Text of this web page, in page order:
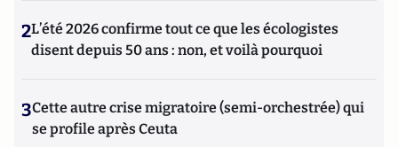
2L’été 2026 confirme tout ce que les écologistes
disent depuis 50 ans : non, et voilà pourquoi
3Cette autre crise migratoire (semi-orchestrée) qui
se profile après Ceuta